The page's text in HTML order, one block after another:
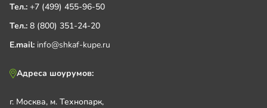
Тел.: +7 (499) 455-96-50
Тел.: 8 (800) 351-24-20
E.mail: info@shkaf-kupe.ru
Адреса шоурумов:
г. Москва, м. Технопарк,